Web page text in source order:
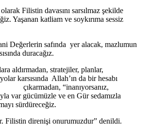
Filistin davasını sarsılmaz şekilde
Yaşanan katliam ve soykırıma sessiz
Değerlerin safında yer alacak, mazlumun
duracağız.
aldırmadan, stratejiler, planlar,
Allah’ın da bir hesabı
çıkarmadan, “inanıyorsanız,
var gücümüzle ve en Gür sedamızla
sürdüreceğiz.
Filistin direnişi onurumuzdur” denildi.